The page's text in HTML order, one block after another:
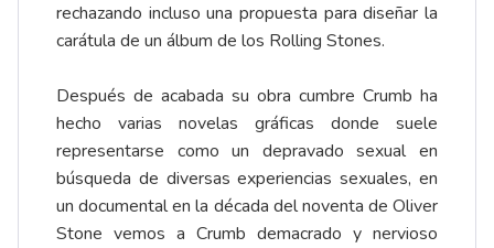
rechazando incluso una propuesta para diseñar la
carátula de un álbum de los Rolling Stones.
Después de acabada su obra cumbre Crumb ha
hecho varias novelas gráficas donde suele
representarse como un depravado sexual en
búsqueda de diversas experiencias sexuales, en
un documental en la década del noventa de Oliver
Stone vemos a Crumb demacrado y nervioso